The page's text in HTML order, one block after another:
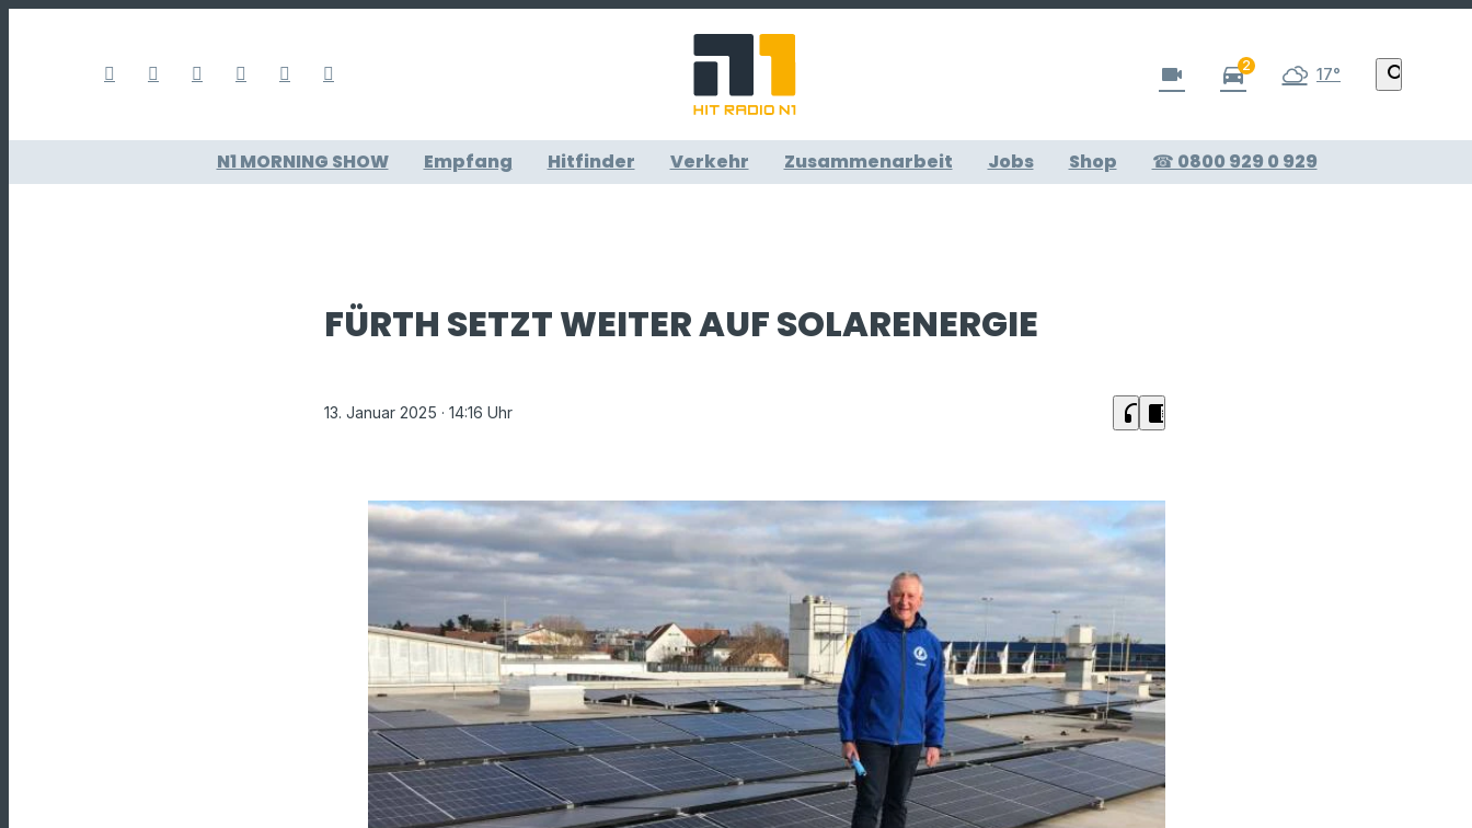
videocam directions_car2 17° search
N1 MORNING SHOW Empfang Hitfinder Verkehr Zusammenarbeit Jobs Shop ☎ 0800 929 0 929
FÜRTH SETZT WEITER AUF SOLARENERGIE
13. Januar 2025 · 14:16 Uhr headphones chrome_reader_mode